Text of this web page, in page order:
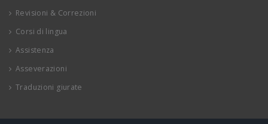
Revisioni & Correzioni
Corsi di lingua
Assistenza
Asseverazioni
Traduzioni giurate